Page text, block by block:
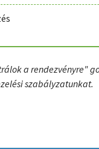
a rendezvényre"
szabályzatunkat.